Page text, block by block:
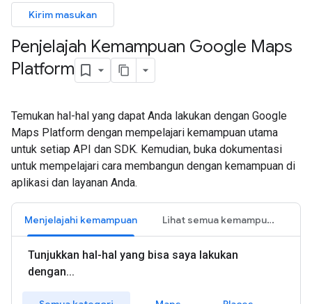
Kirim masukan
Penjelajah Kemampuan Google Maps
Platform